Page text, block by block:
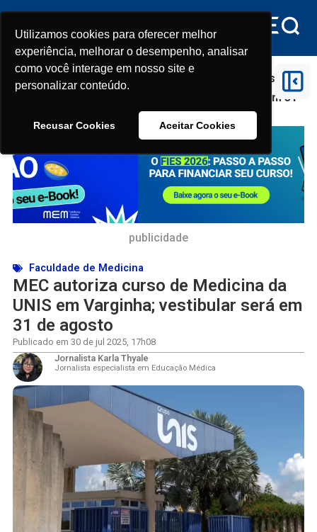
Utilizamos cookies para oferecer melhor
experiência, melhorar o desempenho, analisar
como você interage em nosso site e
personalizar conteúdo.
Recusar Cookies Aceitar Cookies
Utilizamos cookies para oferecer melhor
experiência, melhorar o desempenho, analisar
como você interage em nosso site e
personalizar conteúdo.
Recusar Cookies Aceitar Cookies
Faculdade de Medicina
MEC autoriza curso de
Medicina da UNIS em Varginha; vestibular será em 31
publicidade
Faculdade de Medicina
MEC autoriza curso de Medicina da
UNIS em Varginha; vestibular será em
31 de agosto
Publicado em 30 de jul 2025, 17h08
Jornalista Karla Thyale
Jornalista especialista em Educação Médica